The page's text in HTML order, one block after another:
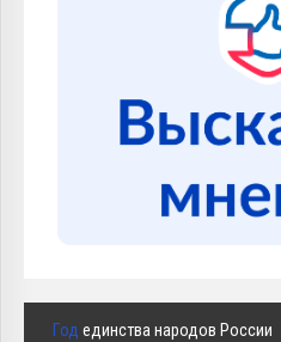
Год единства народов России